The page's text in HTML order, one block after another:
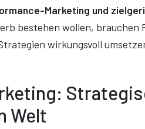
Marketing und
bestehen wollen, brauchen
wirkungsvoll
Welt